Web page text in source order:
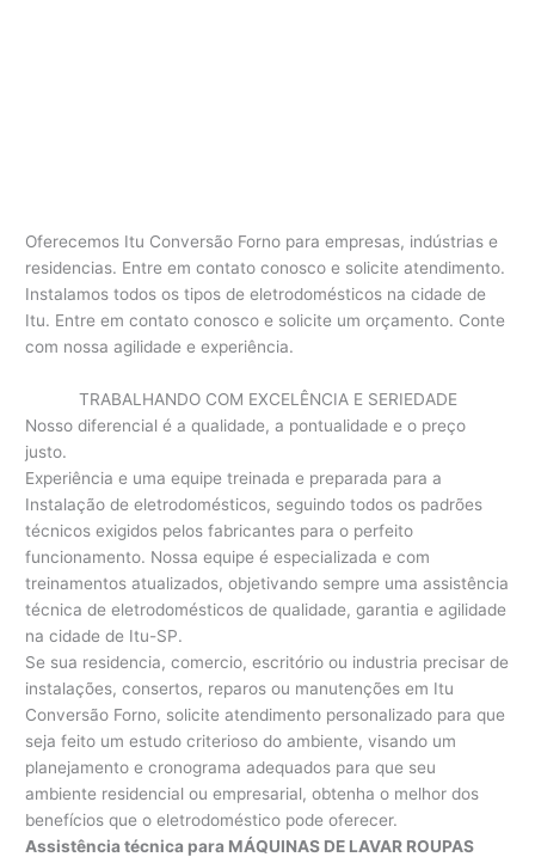
Oferecemos Itu Conversão Forno para empresas, indústrias e
residencias. Entre em contato conosco e solicite atendimento.
Instalamos todos os tipos de eletrodomésticos na cidade de
Itu. Entre em contato conosco e solicite um orçamento. Conte
com nossa agilidade e experiência.
TRABALHANDO COM EXCELÊNCIA E SERIEDADE
Nosso diferencial é a qualidade, a pontualidade e o preço
justo.
Experiência e uma equipe treinada e preparada para a
Instalação de eletrodomésticos, seguindo todos os padrões
técnicos exigidos pelos fabricantes para o perfeito
funcionamento. Nossa equipe é especializada e com
treinamentos atualizados, objetivando sempre uma assistência
técnica de eletrodomésticos de qualidade, garantia e agilidade
na cidade de Itu-SP.
Se sua residencia, comercio, escritório ou industria precisar de
instalações, consertos, reparos ou manutenções em Itu
Conversão Forno, solicite atendimento personalizado para que
seja feito um estudo criterioso do ambiente, visando um
planejamento e cronograma adequados para que seu
ambiente residencial ou empresarial, obtenha o melhor dos
benefícios que o eletrodoméstico pode oferecer.
Assistência técnica para MÁQUINAS DE LAVAR ROUPAS